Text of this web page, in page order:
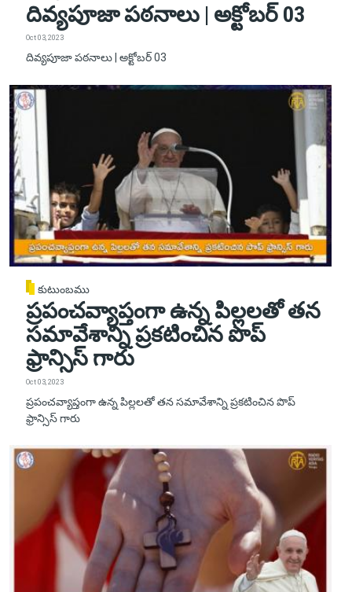
దివ్యపూజా పఠనాలు | అక్టోబర్ 03
Oct 03, 2023
దివ్యపూజా పఠనాలు | అక్టోబర్ 03
కుటుంబము
ప్రపంచవ్యాప్తంగా ఉన్న పిల్లలతో తన
సమావేశాన్ని ప్రకటించిన పొప్
ఫ్రాన్సిస్ గారు
Oct 03, 2023
ప్రపంచవ్యాప్తంగా ఉన్న పిల్లలతో తన సమావేశాన్ని ప్రకటించిన పొప్
ఫ్రాన్సిస్ గారు